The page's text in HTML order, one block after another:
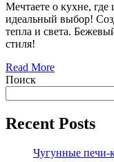
Мечтаете о кухне,
идеальный выбор!
тепла и света.
стиля!
Read More
Поиск
Recent Posts
Чугунные печи-